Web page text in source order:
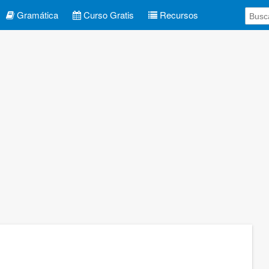
Gramática Curso Gratis Recursos